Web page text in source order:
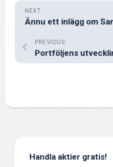
NEXT
PREVIOUS
Portföljens
Handla aktier gratis!